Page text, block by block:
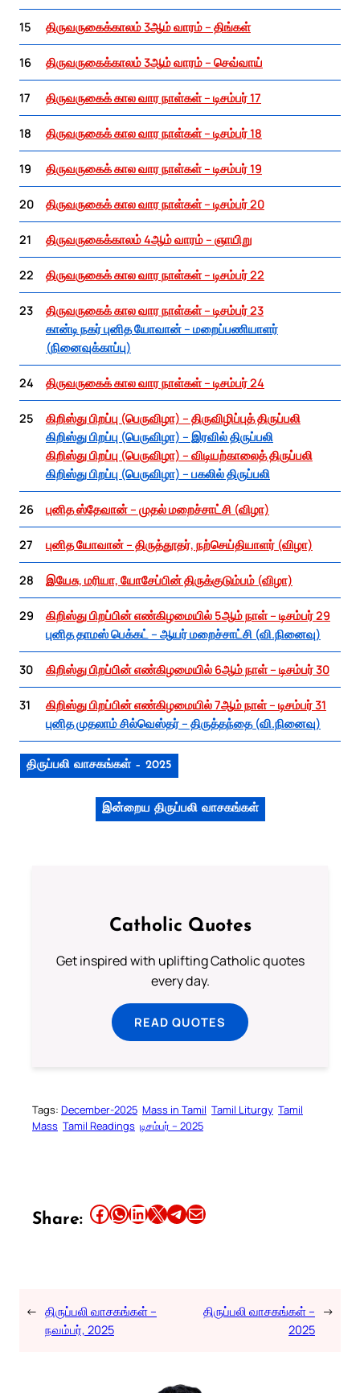
15 திருவருகைக்காலம் 3ஆம் வாரம் – திங்கள்
16 திருவருகைக்காலம் 3ஆம் வாரம் – செவ்வாய்
17 திருவருகைக் கால வார நாள்கள் – டிசம்பர் 17
18 திருவருகைக் கால வார நாள்கள் – டிசம்பர் 18
19 திருவருகைக் கால வார நாள்கள் – டிசம்பர் 19
20 திருவருகைக் கால வார நாள்கள் – டிசம்பர் 20
21 திருவருகைக்காலம் 4ஆம் வாரம் – ஞாயிறு
22 திருவருகைக் கால வார நாள்கள் – டிசம்பர் 22
23
திருவருகைக் கால வார நாள்கள் – டிசம்பர் 23
கான்டி நகர் புனித யோவான் – மறைப்பணியாளர்
(நினைவுக்காப்பு)
24 திருவருகைக் கால வார நாள்கள் – டிசம்பர் 24
25
கிறிஸ்து பிறப்பு (பெருவிழா) – திருவிழிப்புத் திருப்பலி
கிறிஸ்து பிறப்பு (பெருவிழா) – இரவில் திருப்பலி
கிறிஸ்து பிறப்பு (பெருவிழா) – விடியற்காலைத் திருப்பலி
கிறிஸ்து பிறப்பு (பெருவிழா) – பகலில் திருப்பலி
26 புனித ஸ்தேவான் – முதல் மறைச்சாட்சி (விழா)
27 புனித யோவான் – திருத்தூதர், நற்செய்தியாளர் (விழா)
28 இயேசு, மரியா, யோசேப்பின் திருக்குடும்பம் (விழா)
29
கிறிஸ்து பிறப்பின் எண்கிழமையில் 5ஆம் நாள் – டிசம்பர் 29
புனித தாமஸ் பெக்கட் – ஆயர் மறைச்சாட்சி (வி.நினைவு)
30 கிறிஸ்து பிறப்பின் எண்கிழமையில் 6ஆம் நாள் – டிசம்பர் 30
31
கிறிஸ்து பிறப்பின் எண்கிழமையில் 7ஆம் நாள் – டிசம்பர் 31
புனித முதலாம் சில்வெஸ்தர் – திருத்தந்தை (வி.நினைவு)
திருப்பலி வாசகங்கள் – 2025
இன்றைய திருப்பலி வாசகங்கள்
Catholic Quotes
Get inspired with uplifting Catholic quotes
every day.
READ QUOTES
Tags: December-2025 Mass in Tamil Tamil Liturgy Tamil
Mass Tamil Readings டிசம்பர் – 2025
Share: Share this article on Facebook Share this article on WhatsApp Share this article on LinkedIn Share this article on X Share this article on TelegramEmail this Article
← திருப்பலி வாசகங்கள் –
நவம்பர், 2025
திருப்பலி வாசகங்கள் –
2025
→